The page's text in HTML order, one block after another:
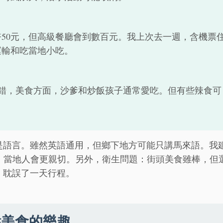
元，但高級餐廳會到數百元。我上次去一週，含機票
和吃當地小吃。
，美食方面，沙爹和炒飯孩子通常愛吃。但有些辣食可
言。雖然英語通用，但鄉下地方可能只講馬來語。我
當地人會更親切。另外，衛生問題：街頭美食雖棒，但
誤了一天行程。